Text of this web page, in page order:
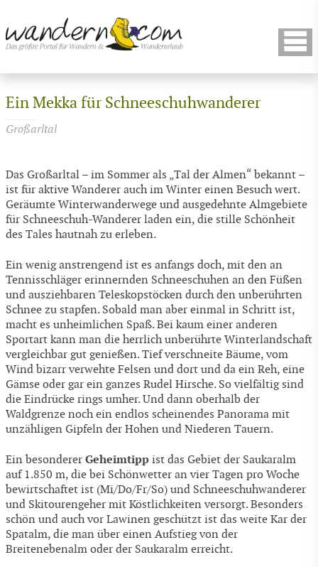
Ein Mekka für Schneeschuhwanderer
Großarltal
Das Großarltal – im Sommer als „Tal der Almen“ bekannt –
ist für aktive Wanderer auch im Winter einen Besuch wert.
Geräumte Winterwanderwege und ausgedehnte Almgebiete
für Schneeschuh-Wanderer laden ein, die stille Schönheit
des Tales hautnah zu erleben.
Ein wenig anstrengend ist es anfangs doch, mit den an
Tennisschläger erinnernden Schneeschuhen an den Füßen
und ausziehbaren Teleskopstöcken durch den unberührten
Schnee zu stapfen. Sobald man aber einmal in Schritt ist,
macht es unheimlichen Spaß. Bei kaum einer anderen
Sportart kann man die herrlich unberührte Winterlandschaft
vergleichbar gut genießen. Tief verschneite Bäume, vom
Wind bizarr verwehte Felsen und dort und da ein Reh, eine
Gämse oder gar ein ganzes Rudel Hirsche. So vielfältig sind
die Eindrücke rings umher. Und dann oberhalb der
Waldgrenze noch ein endlos scheinendes Panorama mit
unzähligen Gipfeln der Hohen und Niederen Tauern.
Ein besonderer Geheimtipp ist das Gebiet der Saukaralm
auf 1.850 m, die bei Schönwetter an vier Tagen pro Woche
bewirtschaftet ist (Mi/Do/Fr/So) und Schneeschuhwanderer
und Skitourengeher mit Köstlichkeiten versorgt. Besonders
schön und auch vor Lawinen geschützt ist das weite Kar der
Spatalm, die man über einen Aufstieg von der
Breitenebenalm oder der Saukaralm erreicht.